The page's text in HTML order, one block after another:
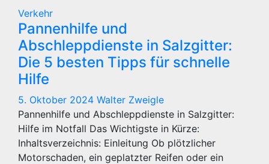
Verkehr
Pannenhilfe und
Abschleppdienste in Salzgitter:
Die 5 besten Tipps für schnelle
Hilfe
5. Oktober 2024 Walter Zweigle
Pannenhilfe und Abschleppdienste in Salzgitter:
Hilfe im Notfall Das Wichtigste in Kürze:
Inhaltsverzeichnis: Einleitung Ob plötzlicher
Motorschaden, ein geplatzter Reifen oder ein